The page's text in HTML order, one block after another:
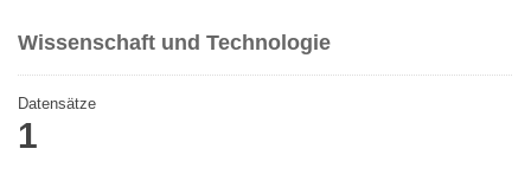
Wissenschaft und Technologie
Datensätze
1